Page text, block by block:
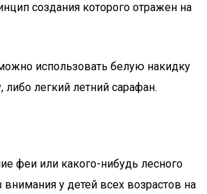
создания которого отражен на
использовать белую накидку
либо легкий летний сарафан.
феи или какого-нибудь лесного
внимания у детей всех возрастов на